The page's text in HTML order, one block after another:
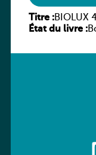
Titre :BIOLUX
État du livre :